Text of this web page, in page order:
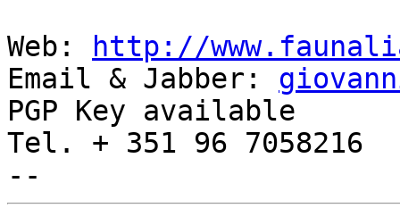
Web:
http://
Email & Jabber:
PGP Key available
Tel. + 351 96 7058216